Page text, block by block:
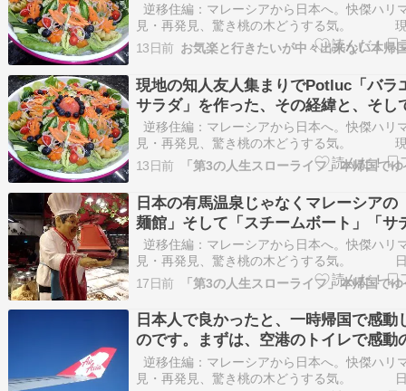
ーシアのフードコート、ホ
逆移住編：マレーシアから日本へ。快傑ハリ
見・再発見、驚き桃の木どうする気。 現
人友人集まりでPotluc「バラエティサラダ」を
その経緯と、そしてマレーシアのフードコー
ーセンターとか、コピティアム、又はママック
れるス…
13日前
現地の知人友人集まりでPotluc「バラ
サラダ」を作った、その経緯と、そし
ーシアのフードコート、ホ
逆移住編：マレーシアから日本へ。快傑ハリ
見・再発見、驚き桃の木どうする気。 現
人友人集まりでPotluc「バラエティサラダ」を
その経緯と、そしてマレーシアのフードコー
ーセンターとか、コピティアム、又はママッ
れるス…
13日前
日本の有馬温泉じゃなくマレーシアの
麺館」そして「スチームボート」「サ
という鳥串焼き・・懐かしい、食べた
逆移住編：マレーシアから日本へ。快傑ハリ
見・再発見、驚き桃の木どうする気。 日
馬温泉じゃなくマレーシアの「有間麺館」そし
ームボート」「サテー」という鳥串焼き・・
食べたい。このお店のスチームボートはグラム
り・・・・・このコ…
17日前
日本人で良かったと、一時帰国で感動
のです。まずは、空港のトイレで感動
震、発進、そして発信。
逆移住編：マレーシアから日本へ。快傑ハリ
見・再発見、驚き桃の木どうする気。 日